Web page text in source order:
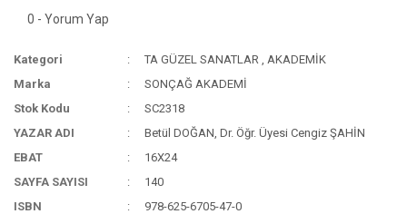
0 - Yorum Yap
Kategori TA GÜZEL SANATLAR ,AKADEMİK
Marka
SONÇAĞ AKADEMİ
Stok Kodu
SC2318
YAZAR ADI
Betül DOĞAN, Dr. Öğr. Üyesi Cengiz ŞAHİN
EBAT
16X24
SAYFA SAYISI
140
ISBN
978-625-6705-47-0